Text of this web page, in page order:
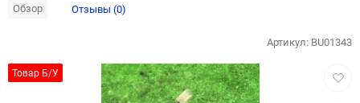
Обзор Отзывы (0)
Товар Б/У
Артикул: BU01343